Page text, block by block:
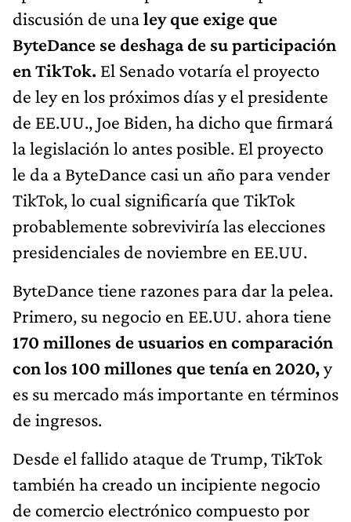
discusión de unaley que exige que
ByteDance se deshaga de su participación
en TikTok. El Senado votaría el proyecto
de ley en los próximos días y el presidente
de EE.UU., Joe Biden, ha dicho que firmará
la legislación lo antes posible. El proyecto
le da a ByteDance casi un año para vender
TikTok, lo cual significaría que TikTok
probablemente sobreviviría las elecciones
presidenciales de noviembre en EE.UU.
ByteDance tiene razones para dar la pelea.
Primero, su negocio en EE.UU. ahora tiene
170 millones de usuarios en comparación
con los 100 millones que tenía en 2020,y
es su mercado más importante en términos
de ingresos.
Desde el fallido ataque de Trump, TikTok
también ha creado un incipiente negocio
de comercio electrónico compuesto por